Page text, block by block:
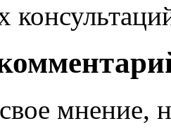
мнение,